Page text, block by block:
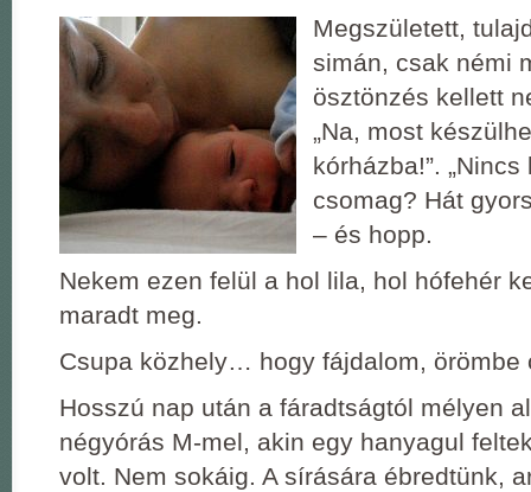
Megszületett,
simán, csak némi
ösztönzés kellett
„Na, most
kórházba!”. „Nincs
csomag? Hát
‒ és hopp.
Nekem ezen felül a hol lila, hol hófehér
maradt meg.
Csupa közhely… hogy fájdalom, örömbe
Hosszú nap után a fáradtságtól mélyen
négyórás M-mel, akin egy hanyagul
volt. Nem sokáig. A sírására ébredtünk,